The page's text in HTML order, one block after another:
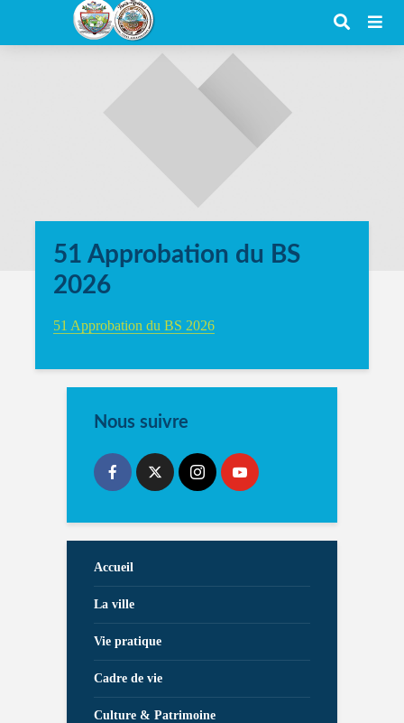
51 Approbation du BS
2026
51 Approbation du BS 2026
Nous suivre
Accueil
La ville
Vie pratique
Cadre de vie
Culture & Patrimoine